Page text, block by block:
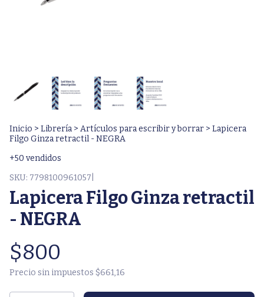
Inicio > Librería > Artículos para escribir y borrar > Lapicera
Filgo Ginza retractil - NEGRA
+50 vendidos
SKU: 7798100961057|
Lapicera Filgo Ginza retractil
- NEGRA
$800
Precio sin impuestos $661,16